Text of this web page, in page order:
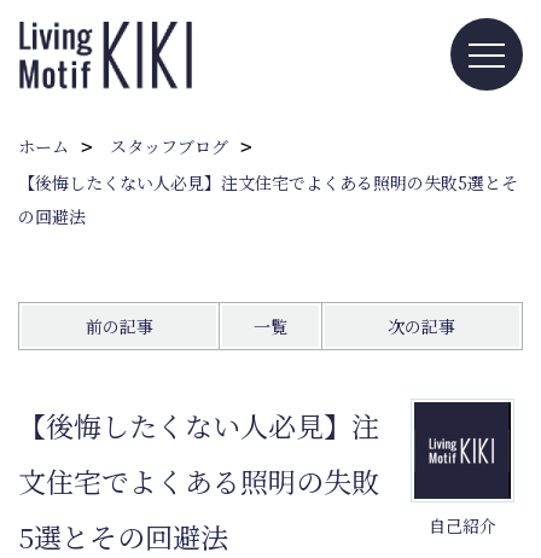
ホーム
スタッフブログ
【後悔したくない人必見】注文住宅でよくある照明の失敗5選とそ
の回避法
前の記事 一覧 次の記事
自己紹介
【後悔したくない人必見】注
文住宅でよくある照明の失敗
5選とその回避法